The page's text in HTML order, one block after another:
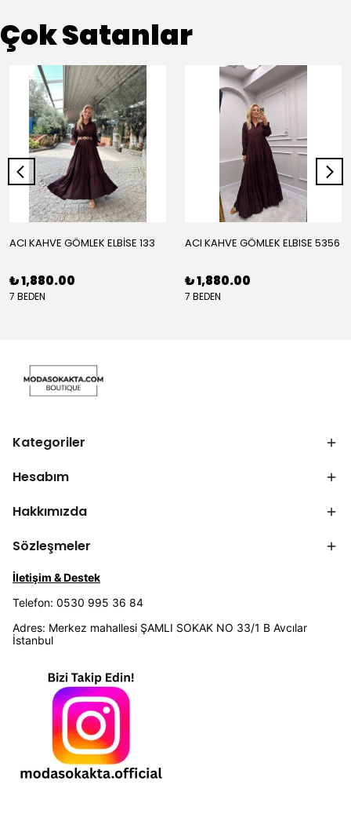
Çok Satanlar
ACI KAHVE GÖMLEK ELBİSE 133
₺ 1,880.00
7 BEDEN
ACI KAHVE GÖMLEK ELBISE 5356
₺ 1,880.00
7 BEDEN
Kategoriler
Hesabım
Hakkımızda
Sözleşmeler
İletişim & Destek
Telefon: 0530 995 36 84
Adres: Merkez mahallesi ŞAMLI SOKAK NO 33/1 B Avcılar
İstanbul